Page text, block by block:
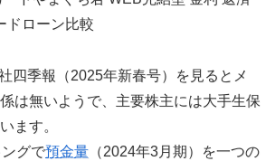
四季報（2025年新春号）を見るとメ
は無いようで、主要株主には大手生保
ます。
グで預金量 （2024年3月期）を一つの